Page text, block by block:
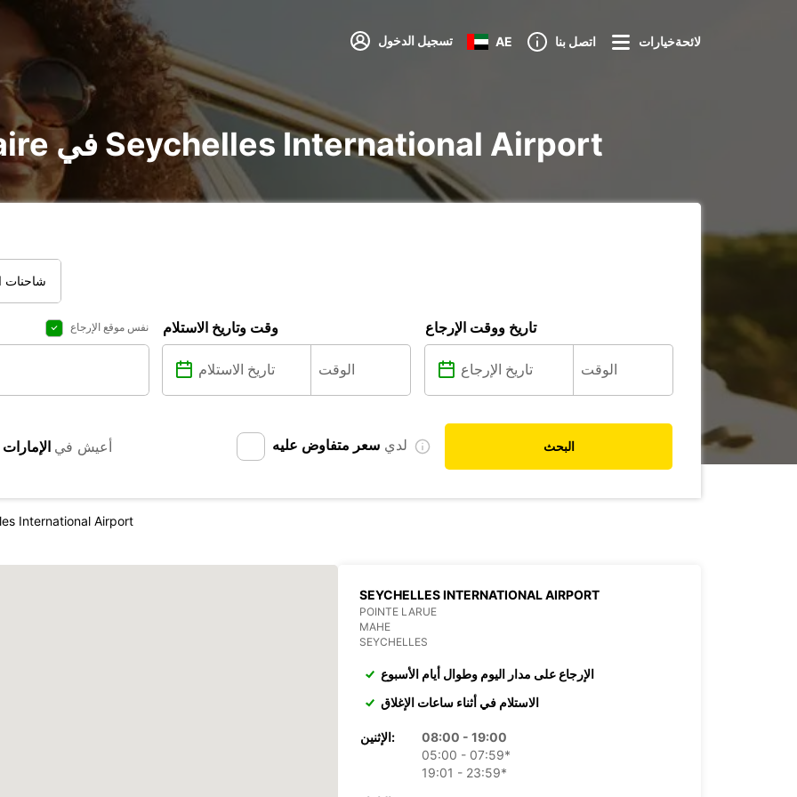
تسجيل الدخول AE اتصل بنا لائحةخيارات
تأجير voiture و utilitaire في Seychelles International Airport
شاحنات
نفس موقع الإرجاع وقت وتاريخ الاستلام تاريخ ووقت الإرجاع
أعيش في لدي سعر متفاوض عليه البحث
International Airport
SEYCHELLES INTERNATIONAL AIRPORT
POINTE LARUE
MAHE
SEYCHELLES
الإرجاع على مدار اليوم وطوال أيام الأسبوع
الاستلام في أثناء ساعات الإغلاق
الإثنين:
08:00 - 19:00
05:00 - 07:59*
19:01 - 23:59*